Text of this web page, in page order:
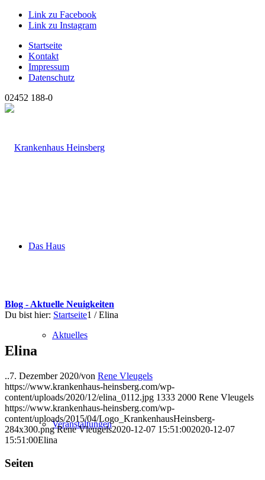
Link zu Facebook
Link zu Instagram
Startseite
Kontakt
Impressum
Datenschutz
02452 188-0
Das Haus
Aktuelles
Veranstaltungen
Blog - Aktuelle Neuigkeiten
Du bist hier: Startseite1 / Elina
Elina
..7. Dezember 2020/von Rene Vleugels
https://www.krankenhaus-heinsberg.com/wp-
content/uploads/2020/12/elina_0112.jpg 1333 2000 Rene Vleugels
https://www.krankenhaus-heinsberg.com/wp-
content/uploads/2015/04/Logo_KrankenhausHeinsberg-
284x300.png Rene Vleugels2020-12-07 15:51:002020-12-07
15:51:00Elina
Seiten